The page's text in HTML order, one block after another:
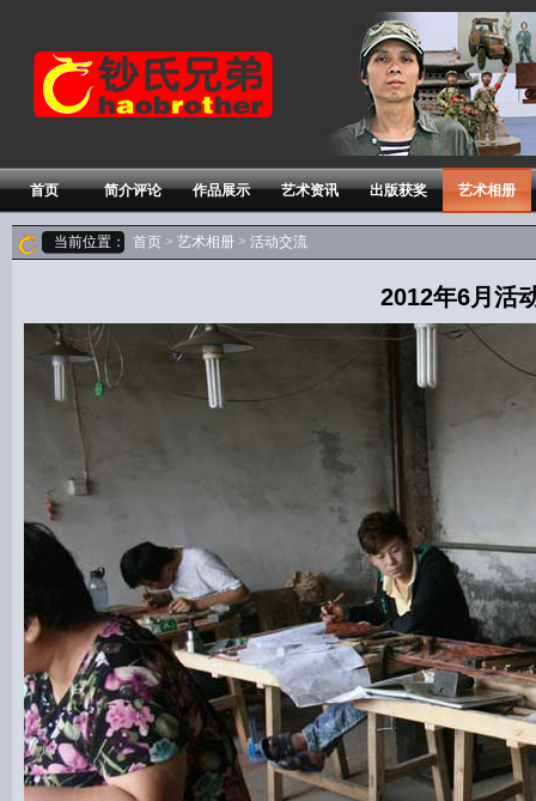
首页 简介评论 作品展示 艺术资讯 出版获奖 艺术相册
当前位置： 首页 > 艺术相册 > 活动交流
2012年6月活